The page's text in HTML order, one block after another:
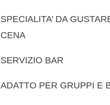
SPECIALITA’ DA
CENA
SERVIZIO BAR
ADATTO PER GRUPPI E